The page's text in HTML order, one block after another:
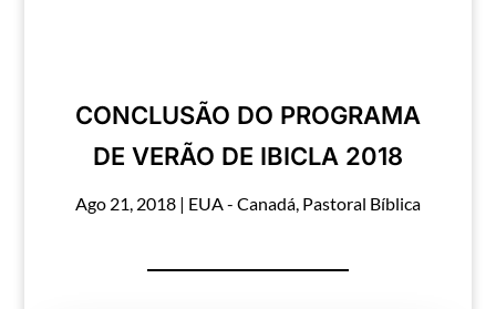
CONCLUSÃO DO PROGRAMA
DE VERÃO DE IBICLA 2018
Ago 21, 2018| EUA - Canadá, Pastoral Bíblica